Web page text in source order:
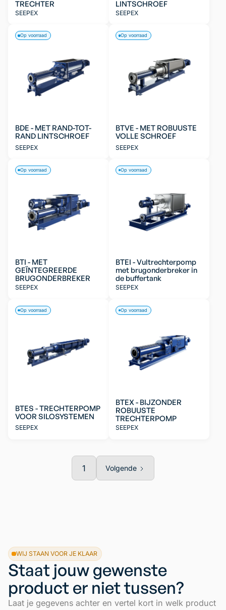
TRECHTER
SEEPEX
LINTSCHROEF
SEEPEX
BDE - MET RAND-TOT-
RAND LINTSCHROEF
SEEPEX
Op voorraad
BTVE - MET ROBUUSTE
VOLLE SCHROEF
SEEPEX
Op voorraad
BTI - MET
GEÏNTEGREERDE
BRUGONDERBREKER
SEEPEX
Op voorraad
BTEI - Vultrechterpomp
met brugonderbreker in
de buffertank
SEEPEX
Op voorraad
BTES - TRECHTERPOMP
VOOR SILOSYSTEMEN
SEEPEX
Op voorraad
BTEX - BIJZONDER
ROBUUSTE
TRECHTERPOMP
SEEPEX
Op voorraad
1 Volgende
WIJ STAAN VOOR JE KLAAR
Staat jouw gewenste
product er niet tussen?
Laat je gegevens achter en vertel kort in welk product